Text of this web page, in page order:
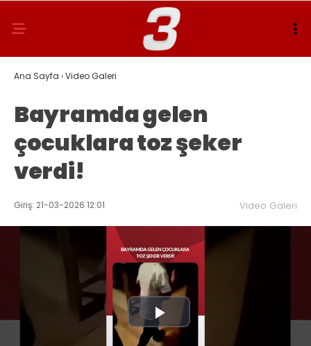
Ana Sayfa ›Video Galeri
Bayramda gelen
çocuklara toz şeker
verdi!
Giriş: 21-03-2026 12:01 Video Galeri
Play